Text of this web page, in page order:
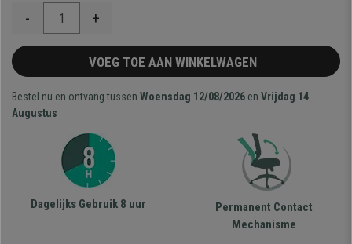
- +
VOEG TOE AAN WINKELWAGEN
Bestel nu en ontvang tussen Woensdag 12/08/2026 en Vrijdag 14
Augustus
Dagelijks Gebruik 8 uur
Permanent Contact
Mechanisme